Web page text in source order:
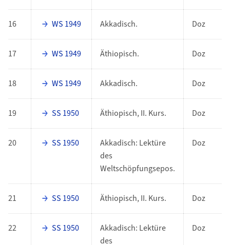
16 WS 1949 Akkadisch. Doz
17 WS 1949 Äthiopisch. Doz
18 WS 1949 Akkadisch. Doz
19 SS 1950 Äthiopisch, II. Kurs. Doz
20 SS 1950
Akkadisch: Lektüre
des
Weltschöpfungsepos.
Doz
21 SS 1950 Äthiopisch, II. Kurs. Doz
22 SS 1950
Akkadisch: Lektüre
des
Doz